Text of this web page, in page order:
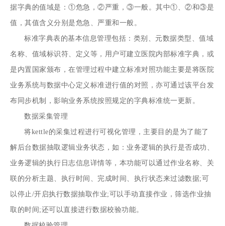
据字典的值域是：①危急，②严重，③一般。其中①、②和③是
值，其值含义分别是危急、严重和一般。
标准字典表的基本信息管理包括：类别、元数据类型、值域
名称、值域标识符、定义等，用户可建立医院内部标准字典，或
是内置国家颁布，在管理过程中建立标准对照功能主要是将医院
业务系统与数据中心定义标准进行值的对照，亦可通过该平台发
布同步机制，影响业务系统按照规定的字典标准统一更新。
数据采集管理
将kettle的采集过程进行可视化管理，主要目的是为了能了
解后台数据抽取逻辑业务状态，如：业务逻辑的执行是否成功、
业务逻辑的执行日志信息详情等，本功能可以通过作业名称、关
联的分析主题、执行时间、完成时间、执行状态来过滤数据;可
以停止/开启执行数据抽取作业;可以手动直接作业，筛选作业抽
取的时间;还可以直接进行数据校验功能。